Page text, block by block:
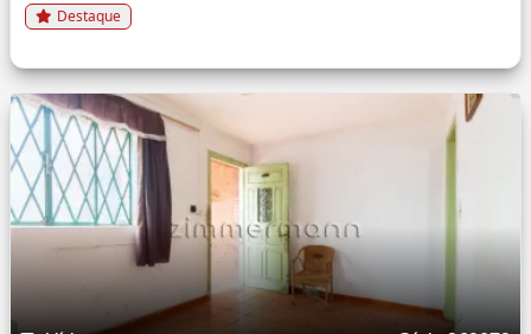
Destaque